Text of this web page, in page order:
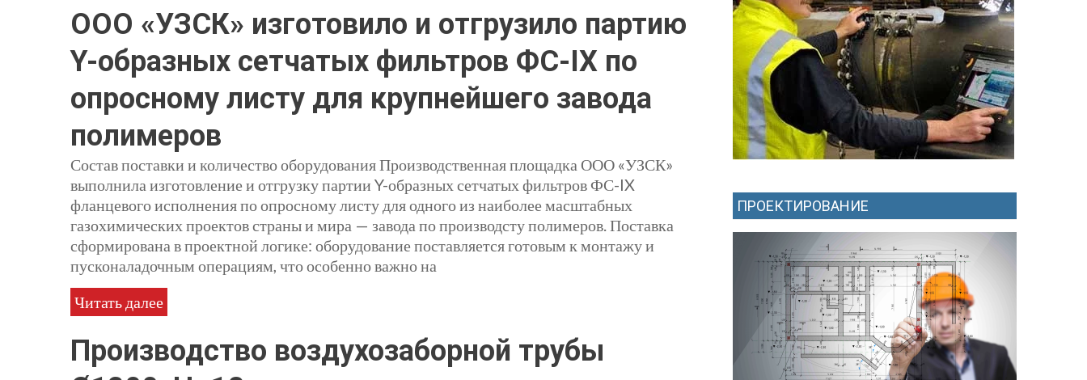
ООО «УЗСК» изготовило и отгрузило партию
Y-образных сетчатых фильтров ФС-IX по
опросному листу для крупнейшего завода
полимеров
Состав поставки и количество оборудования Производственная площадка ООО «УЗСК»
выполнила изготовление и отгрузку партии Y-образных сетчатых фильтров ФС-IX
фланцевого исполнения по опросному листу для одного из наиболее масштабных
газохимических проектов страны и мира — завода по производсту полимеров. Поставка
сформирована в проектной логике: оборудование поставляется готовым к монтажу и
пусконаладочным операциям, что особенно важно на
Читать далее
Производство воздухозаборной трубы
ПРОЕКТИРОВАНИЕ